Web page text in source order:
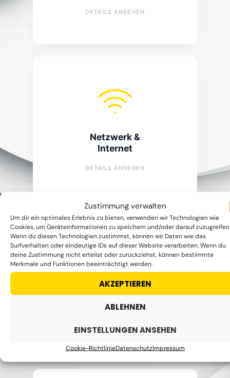
Zustimmung verwalten
Um dir ein optimales Erlebnis zu bieten, verwenden wir Technologien wie
Cookies, um Geräteinformationen zu speichern und/oder darauf zuzugreifen.
Wenn du diesen Technologien zustimmst, können wir Daten wie das
Surfverhalten oder eindeutige IDs auf dieser Website verarbeiten. Wenn du
deine Zustimmung nicht erteilst oder zurückziehst, können bestimmte
Merkmale und Funktionen beeinträchtigt werden.
AKZEPTIEREN
ABLEHNEN
EINSTELLUNGEN ANSEHEN
Cookie-RichtlinieDatenschutzImpressum
DETAILS ANSEHEN
Netzwerk &
Internet
DETAILS ANSEHEN
Netzwerk & IT
Montage und Anschluss Datenverteiler
Installation und Montage USV Anlagen
Zutritts
systeme
Zutrittsysteme
Installation von Klingelsystemen
Installation von Sprechanlagen
Code & App-Steuerung